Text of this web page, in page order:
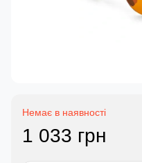
Немає в наявності
1 033 грн